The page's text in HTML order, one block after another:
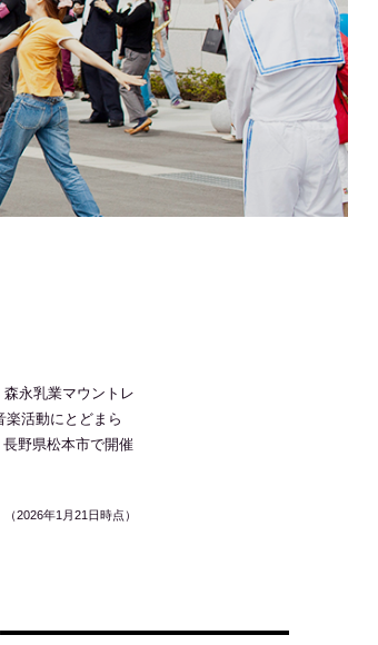
永乳業マウントレ
活動にとどまら
野県松本市で開催
（2026年1月21日時点）